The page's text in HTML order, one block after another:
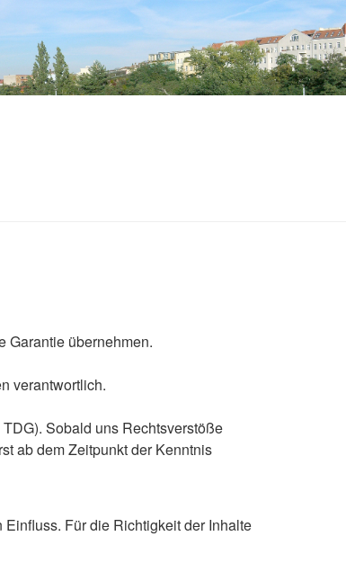
Garantie übernehmen.
verantwortlich.
Sobald uns Rechtsverstöße
ab dem Zeitpunkt der Kenntnis
Für die Richtigkeit der Inhalte